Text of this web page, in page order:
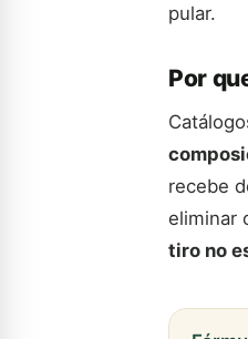
pular.
Por
recebe
eliminar
tiro no